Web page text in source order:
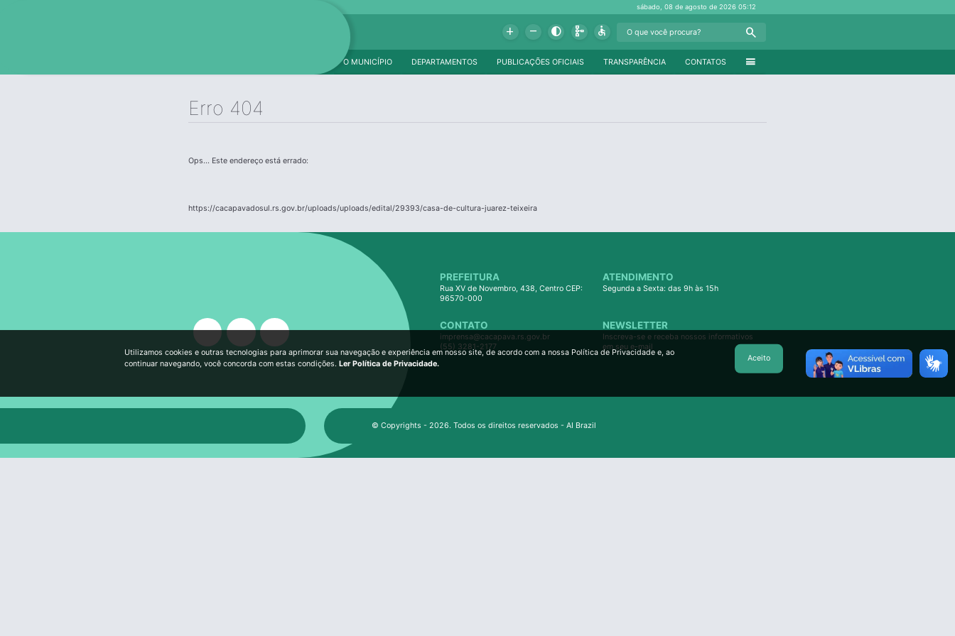
sábado, 08 de agosto de 202605:12
Add Remove Contrast Schema Accessible Search
menu
CONTATOS
TRANSPARÊNCIA
PUBLICAÇÕES OFICIAIS
DEPARTAMENTOS
O MUNICÍPIO
Erro 404
Ops... Este endereço está errado:
https://cacapavadosul.rs.gov.br/uploads/uploads/edital/29393/casa-de-cultura-juarez-teixeira
PREFEITURA
Rua XV de Novembro, 438, Centro CEP:
96570-000
ATENDIMENTO
Segunda a Sexta: das 9h às 15h
CONTATO
imprensa@cacapava.rs.gov.br
(55) 3281-2177
NEWSLETTER
Inscreva-se e receba nossos informativos
em seu e-mail
© Copyrights - 2026. Todos os direitos reservados - AI Brazil
Utilizamos cookies e outras tecnologias para aprimorar sua navegação e experiência em nosso site, de acordo com a nossa Política de Privacidade e, ao
continuar navegando, você concorda com estas condições. Ler Política de Privacidade.
Aceito